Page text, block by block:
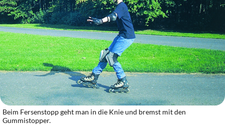
Beim Fersenstopp geht man in die Knie und bremst mit den
Gummistopper.